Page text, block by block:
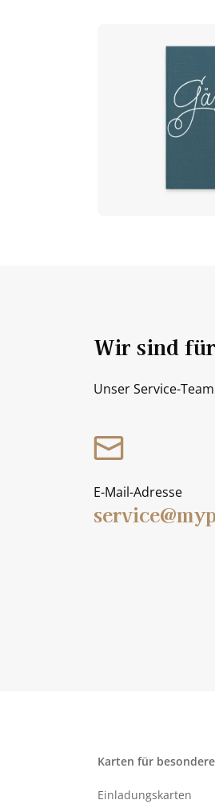
Wir sind
Unser Service-
E-Mail-Adresse
Karten für
Einladungskarten